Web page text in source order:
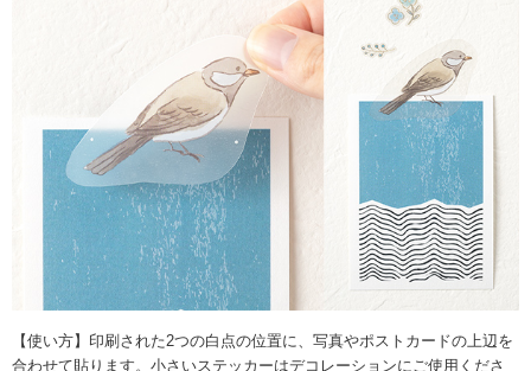
【使い方】印刷された2つの白点の位置に、写真やポストカードの上辺を
合わせて貼ります。小さいステッカーはデコレーションにご使用くださ